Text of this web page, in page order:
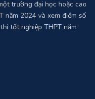
điểm tối thiểu mà một thí
trường đại học hoặc cao
2024 và xem điểm số